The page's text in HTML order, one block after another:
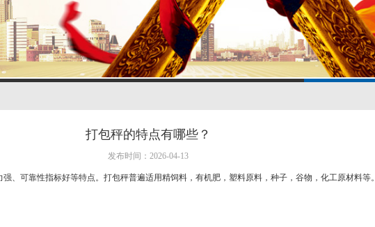
打包秤的特点有哪些？
发布时间：2026-04-13
、可靠性指标好等特点。打包秤普遍适用精饲料，有机肥，塑料原料，种子，谷物，化工原材料等。